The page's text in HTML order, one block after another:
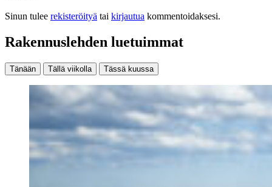
Sinun tulee rekisteröityä tai kirjautua kommentoidaksesi.
Rakennuslehden luetuimmat
Tänään Tällä viikolla Tässä kuussa